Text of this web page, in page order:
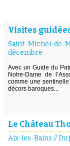
Visites
Saint-Michel-de-
décembre
Avec un Guide du
Notre-Dame de
comme une
décors baroques...
Le Château
Aix-les-Bains //Du